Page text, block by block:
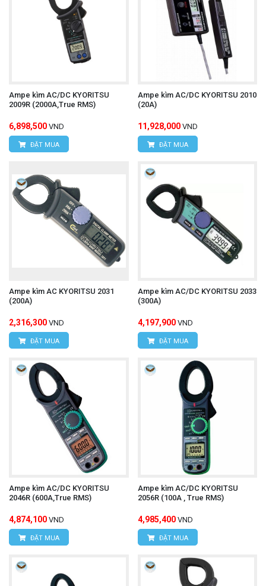
Ampe kìm AC/DC KYORITSU
2009R (2000A,True RMS)
6,898,500 VND
ĐẶT MUA
Ampe kìm AC/DC KYORITSU 2010
(20A)
11,928,000 VND
ĐẶT MUA
Ampe kìm AC KYORITSU 2031
(200A)
2,316,300 VND
ĐẶT MUA
Ampe kìm AC/DC KYORITSU 2033
(300A)
4,197,900 VND
ĐẶT MUA
Ampe kìm AC/DC KYORITSU
2046R (600A,True RMS)
4,874,100 VND
ĐẶT MUA
Ampe kìm AC/DC KYORITSU
2056R (100A , True RMS)
4,985,400 VND
ĐẶT MUA